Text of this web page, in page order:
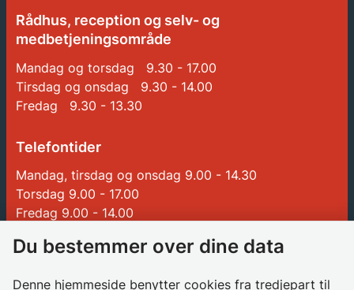
Rådhus, reception og selv- og
medbetjeningsområde
Mandag og torsdag 9.30 - 17.00
Tirsdag og onsdag 9.30 - 14.00
Fredag 9.30 - 13.30
Telefontider
Mandag, tirsdag og onsdag 9.00 - 14.30
Torsdag 9.00 - 17.00
Fredag 9.00 - 14.00
Du bestemmer over dine data
Denne hjemmeside benytter cookies fra tredjepart til